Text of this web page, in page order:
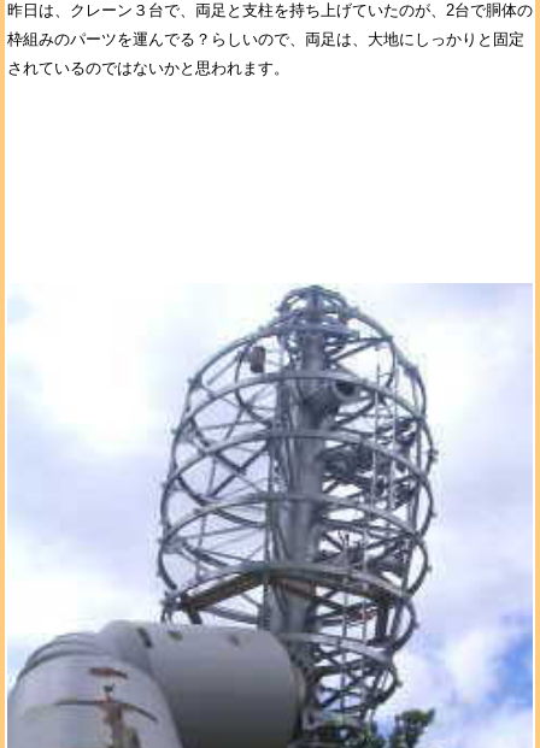
昨日は、クレーン３台で、両足と支柱を持ち上げていたのが、2台で胴体の
枠組みのパーツを運んでる？らしいので、両足は、大地にしっかりと固定
されているのではないかと思われます。